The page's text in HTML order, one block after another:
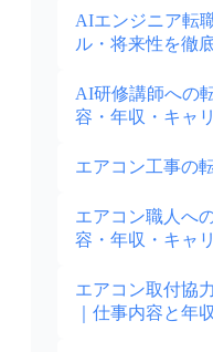
AIエンジニア転
ル・将来性を徹
AI研修講師への
容・年収・キャ
エアコン工事の
エアコン職人へ
容・年収・キャ
エアコン取付協
｜仕事内容と年